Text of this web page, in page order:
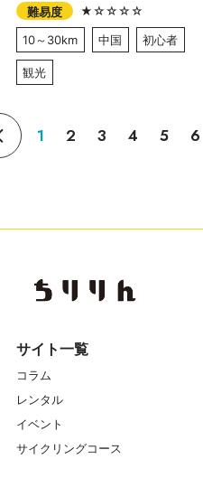
難易度
★☆☆☆☆
10～30km
中国 初心者
観光
1 2 3 4 5 6
サイト一覧
コラム
レンタル
イベント
サイクリングコース